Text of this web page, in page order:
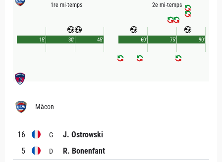
1re mi-temps
45'
15' 30'
2e mi-temps
90'
60' 75'
Mâcon
16 G
J. Ostrowski
5
D
R. Bonenfant